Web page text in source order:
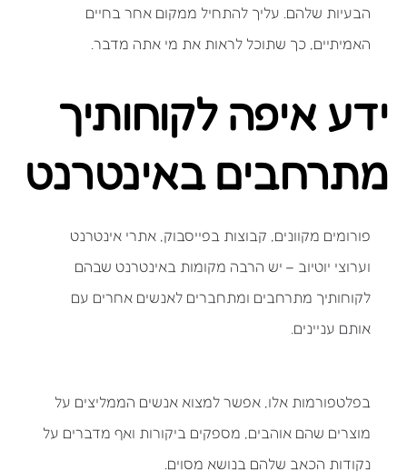
הבעיות שלהם. עליך להתחיל ממקום אחר בחיים
האמיתיים, כך שתוכל לראות את מי אתה מדבר.
ידע איפה לקוחותיך
מתרחבים באינטרנט
פורומים מקוונים, קבוצות בפייסבוק, אתרי אינטרנט
וערוצי יוטיוב – יש הרבה מקומות באינטרנט שבהם
לקוחותיך מתרחבים ומתחברים לאנשים אחרים עם
אותם עניינים.
בפלטפורמות אלו, אפשר למצוא אנשים הממליצים על
מוצרים שהם אוהבים, מספקים ביקורות ואף מדברים על
נקודות הכאב שלהם בנושא מסוים.